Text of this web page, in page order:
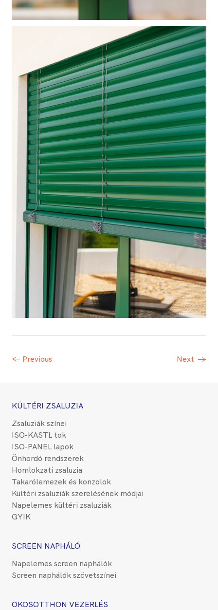
← Previous Next →
KÜLTÉRI ZSALUZIA
Zsaluziák színei
ISO-KASTL tok
ISO-PANEL lapok
Önhordó rendszerek
Homlokzati zsaluzia
Takarólemezek és konzolok
Kültéri zsaluziák szerelésének módjai
Napelemes kültéri zsaluziák
GYIK
SCREEN NAPHÁLÓ
Napelemes screen naphálók
Screen naphálók szövetszínei
OKOSOTTHON VEZERLÉS